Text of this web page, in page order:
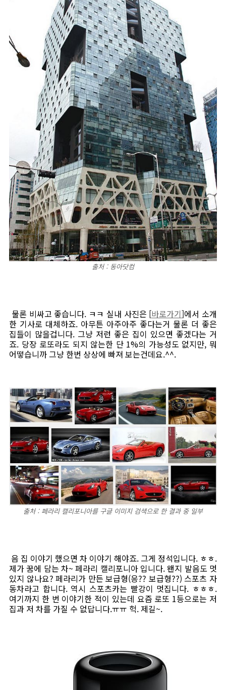
출처 : 동아닷컴
물론 비싸고 좋습니다. ㅋㅋ 실내 사진은 [바로가기]에서 소개
한 기사로 대체하죠. 아무튼 아주아주 좋다는거 물론 더 좋은
집들이 많을겁니다. 그냥 저런 좋은 집이 있으면 좋겠다는 거
죠. 당장 로또라도 되지 않는한 단 1%의 가능성도 없지만, 뭐
어떻습니까 그냥 한번 상상에 빠져 보는건데요.^^.
출처 : 페라리 캘리포니아를 구글 이미지 검색으로 한 결과 중 일부
음 집 이야기 했으면 차 이야기 해야죠. 그게 정석입니다. ㅎㅎ.
제가 꿈에 담는 차~ 페라리 캘리포니아 입니다. 왠지 발음도 멋
있지 않나요? 페라리가 만든 보급형(응?? 보급형??) 스포츠 자
동차라고 합니다. 역시 스포츠카는 빨강이 멋집니다. ㅎㅎㅎ.
여기까지 한 번 이야기한 적이 있는데 요즘 로또 1등으로는 저
집과 저 차를 가질 수 없답니다.ㅠㅠ 헉. 제길~.